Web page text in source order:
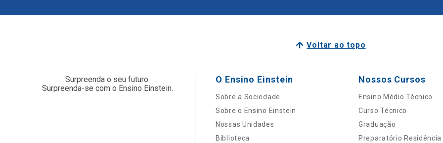
Voltar ao topo
Surpreenda o seu futuro.
Surpreenda-se com o Ensino Einstein.
O Ensino Einstein
Sobre a Sociedade
Sobre o Ensino Einstein
Nossas Unidades
Biblioteca
Nossos Cursos
Ensino Médio Técnico
Curso Técnico
Graduação
Preparatório Residência